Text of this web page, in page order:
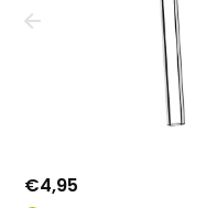
€4,95